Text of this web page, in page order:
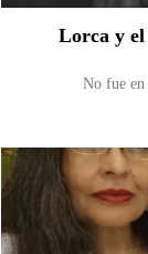
Lorca y el
No fue en